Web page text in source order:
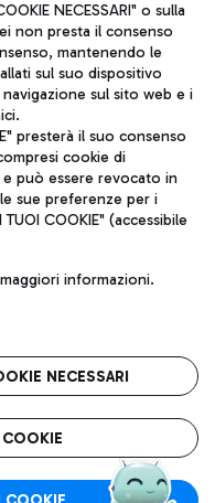
l'aeroporto
con il servizio di taxi a
gustosa in aeroporto
a direzione e
Roma 13032990155 P.
- 00054 Fiumicino (RM)
legali
NECESSARI" o sulla
non presta il consenso
mantenendo le
sul suo dispositivo
sul sito web e i
presterà il suo consenso
cookie di
può essere revocato in
sue preferenze per i
COOKIE" (accessibile
informazioni.
NECESSARI